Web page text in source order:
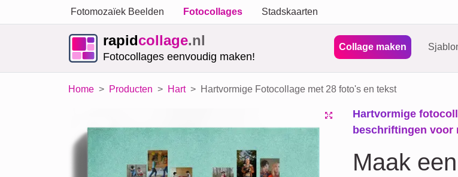
Fotomozaïek Beelden Fotocollages Stadskaarten
rapidcollage.nl
Fotocollages eenvoudig maken!
Collage maken
Home Producten Hart Hartvormige Fotocollage met 28 foto's en tekst
Hartvormige
beschriftingen voor
Maak